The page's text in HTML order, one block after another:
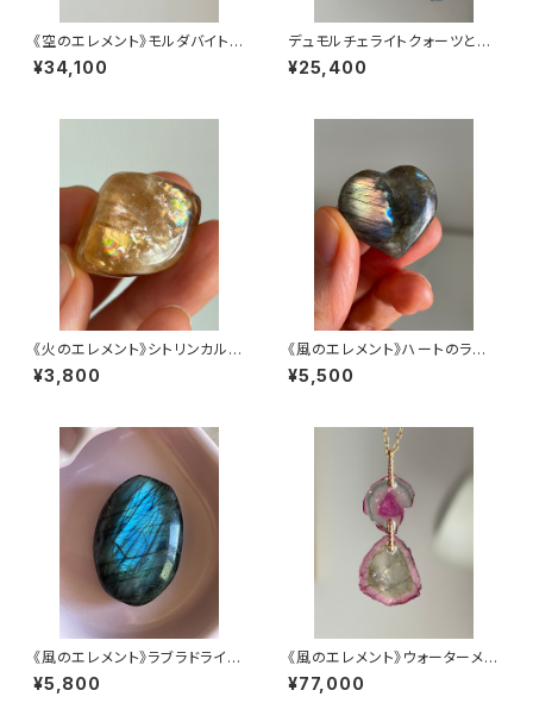
《空のエレメント》モルダバイトの
チャーム
¥34,100
デュモルチェライトクォーツとブ
ルージルコンの2wayネックレス
【Kauaʻi collection】
¥25,400
《火のエレメント》シトリンカルサ
イトのタンブル【ココロがホッと、
頭はスッキリ】
¥3,800
《風のエレメント》ハートのラブラ
ドライト【驚きの大変身】
¥5,500
《風のエレメント》ラブラドライ
ト・パーム型【驚きの大変身】
¥5,800
《風のエレメント》ウォーターメロ
ントルマリンダブルチャーム
¥77,000